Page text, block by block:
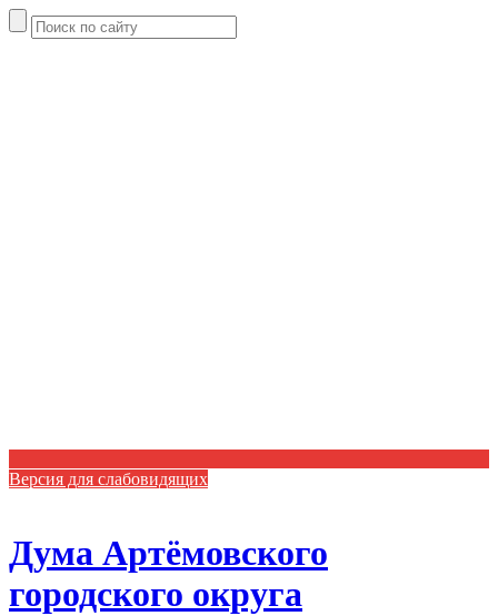
Версия для слабовидящих
Дума Артёмовского
городского округа